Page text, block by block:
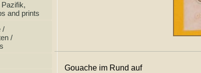
and prints
/
/
Gouache im Rund auf